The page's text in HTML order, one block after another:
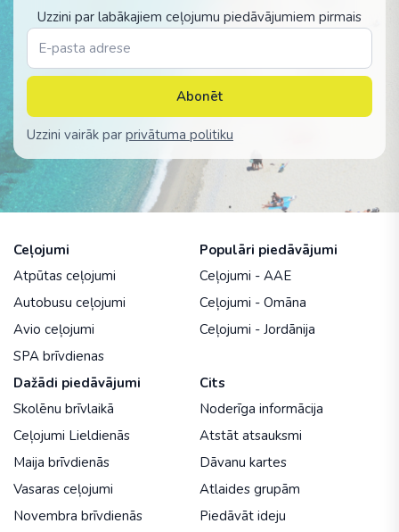
Uzzini par labākajiem ceļojumu piedāvājumiem pirmais
Abonēt
Uzzini vairāk par privātuma politiku
Ceļojumi
Atpūtas ceļojumi
Autobusu ceļojumi
Avio ceļojumi
SPA brīvdienas
Populāri piedāvājumi
Ceļojumi - AAE
Ceļojumi - Omāna
Ceļojumi - Jordānija
Dažādi piedāvājumi
Skolēnu brīvlaikā
Ceļojumi Lieldienās
Maija brīvdienās
Vasaras ceļojumi
Novembra brīvdienās
Cits
Noderīga informācija
Atstāt atsauksmi
Dāvanu kartes
Atlaides grupām
Piedāvāt ideju